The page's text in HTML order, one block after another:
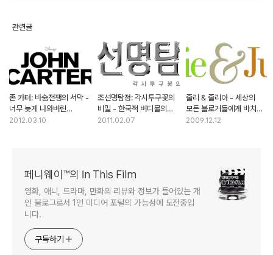
관련글
존 카터: 바숨전쟁의 서막 -
너무 늦게 나와버린
SF활극의 원조
2012.03.10
조선명탐정: 각시투구꽃의
비밀 - 한국적 버디물의
발견
2011.02.07
줄리 & 줄리아 - 세상의
모든 블로거들에게 바치는
희망의 이야기
2009.12.12
페니웨이™의 In This Film
영화, 애니, 드라마, 만화의 리뷰와 정보가 들어있는 개
인 블로그로서 1인 미디어 포털의 가능성에 도전중입
니다.
구독하기